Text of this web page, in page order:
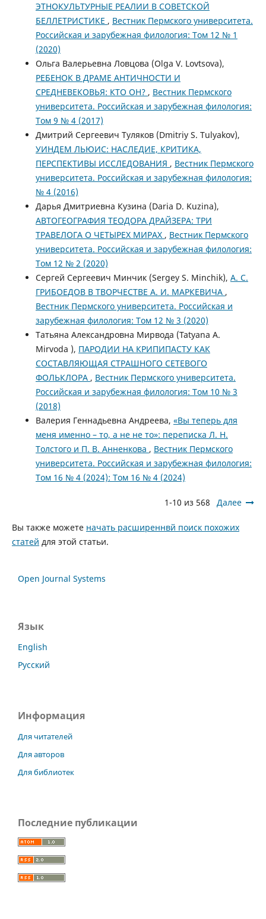
ЭТНОКУЛЬТУРНЫЕ РЕАЛИИ В СОВЕТСКОЙ
БЕЛЛЕТРИСТИКЕ , Вестник Пермского университета.
Российская и зарубежная филология: Том 12 № 1
(2020)
Ольга Валерьевна Ловцова (Olga V. Lovtsova),
РЕБЕНОК В ДРАМЕ АНТИЧНОСТИ И
СРЕДНЕВЕКОВЬЯ: КТО ОН? , Вестник Пермского
университета. Российская и зарубежная филология:
Том 9 № 4 (2017)
Дмитрий Сергеевич Туляков (Dmitriy S. Tulyakov),
УИНДЕМ ЛЬЮИС: НАСЛЕДИЕ, КРИТИКА,
ПЕРСПЕКТИВЫ ИССЛЕДОВАНИЯ , Вестник Пермского
университета. Российская и зарубежная филология:
№ 4 (2016)
Дарья Дмитриевна Кузина (Daria D. Kuzina),
АВТОГЕОГРАФИЯ ТЕОДОРА ДРАЙЗЕРА: ТРИ
ТРАВЕЛОГА О ЧЕТЫРЕХ МИРАХ , Вестник Пермского
университета. Российская и зарубежная филология:
Том 12 № 2 (2020)
Сергей Сергеевич Минчик (Sergey S. Minchik), А. С.
ГРИБОЕДОВ В ТВОРЧЕСТВЕ А. И. МАРКЕВИЧА ,
Вестник Пермского университета. Российская и
зарубежная филология: Том 12 № 3 (2020)
Татьяна Александровна Мирвода (Tatyana A.
Mirvoda ), ПАРОДИИ НА КРИПИПАСТУ КАК
СОСТАВЛЯЮЩАЯ СТРАШНОГО СЕТЕВОГО
ФОЛЬКЛОРА , Вестник Пермского университета.
Российская и зарубежная филология: Том 10 № 3
(2018)
Валерия Геннадьевна Андреева, «Вы теперь для
меня именно – то, а не не то»: переписка Л. Н.
Толстого и П. В. Анненкова , Вестник Пермского
университета. Российская и зарубежная филология:
Том 16 № 4 (2024): Том 16 № 4 (2024)
1-10 из 568 Далее
Вы также можете начать расширеннвй поиск похожих
статей для этой статьи.
Open Journal Systems
Язык
English
Русский
Информация
Для читателей
Для авторов
Для библиотек
Последние публикации